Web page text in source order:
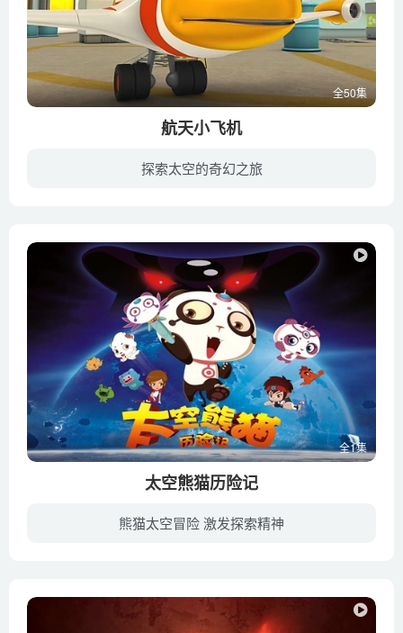
全50集
航天小飞机
探索太空的奇幻之旅
全1集
太空熊猫历险记
熊猫太空冒险 激发探索精神